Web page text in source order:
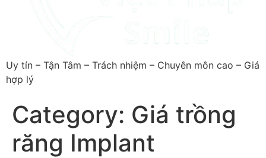
Uy tín – Tận Tâm – Trách nhiệm – Chuyên môn cao – Giá
hợp lý
Category: Giá trồng
răng Implant